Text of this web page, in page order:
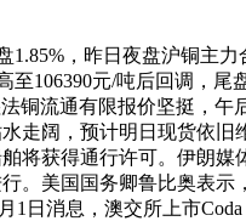
，昨日夜盘沪铜主
106390元/吨后回调，尾
铜流通有限报价坚挺，
走阔，预计明日现货依
将获得通行许可。伊朗媒
。美国国务卿鲁比奥表
日消息，澳交所上市